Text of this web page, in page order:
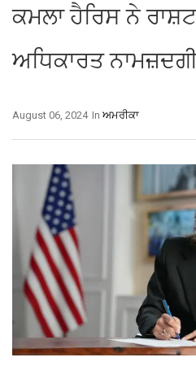
ਕਮਲਾ ਹੈਰਿਸ ਨੇ
ਅਧਿਕਾਰਤ
In ਅਮਰੀਕਾ
August 06, 2024